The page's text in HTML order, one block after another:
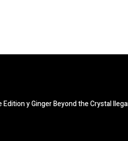
Edition y Ginger Beyond the Crystal